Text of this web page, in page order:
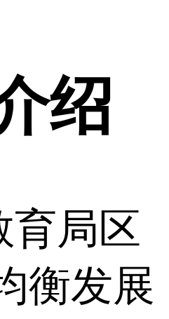
绍
育局区
衡发展